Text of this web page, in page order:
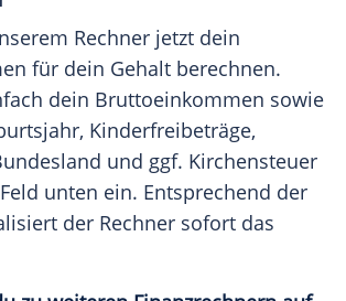
Rechner jetzt dein
für dein Gehalt berechnen.
dein Bruttoeinkommen sowie
Kinderfreibeträge,
und ggf. Kirchensteuer
unten ein. Entsprechend der
der Rechner sofort das